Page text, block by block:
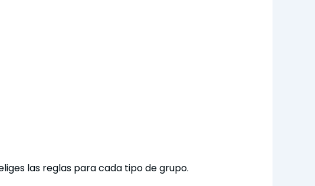
las reglas para cada tipo de grupo.